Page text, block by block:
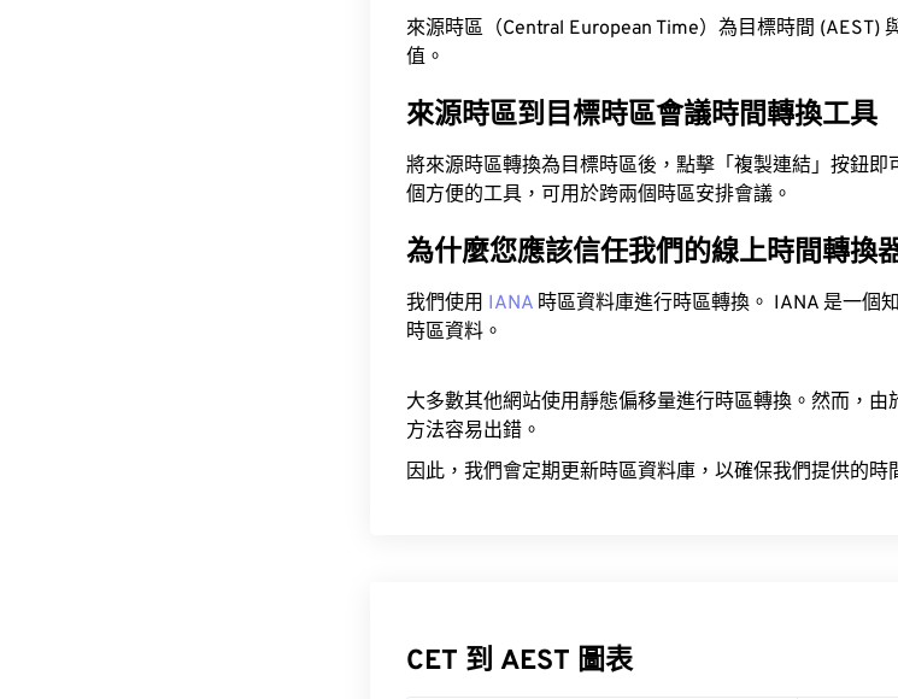
來源時區（Central European Time）為目標時間 (AEST)
值。
來源時區到目標時區會議時間轉換工具
將來源時區轉換為目標時區後，點擊「複製連結」按鈕
個方便的工具，可用於跨兩個時區安排會議。
為什麼您應該信任我們的線上時間轉換
我們使用 IANA 時區資料庫進行時區轉換。 IANA 是一個
時區資料。
大多數其他網站使用靜態偏移量進行時區轉換。然而，
方法容易出錯。
因此，我們會定期更新時區資料庫，以確保我們提供的時
CET 到 AEST 圖表